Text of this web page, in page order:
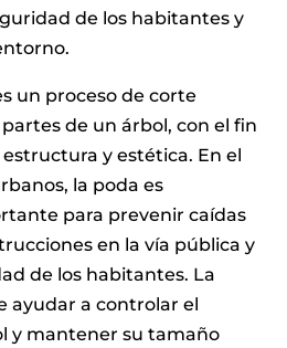
de los habitantes y
un proceso de corte
de un árbol, con el fin
y estética. En el
la poda es
para prevenir caídas
en la vía pública y
de los habitantes. La
ayudar a controlar el
y mantener su tamaño